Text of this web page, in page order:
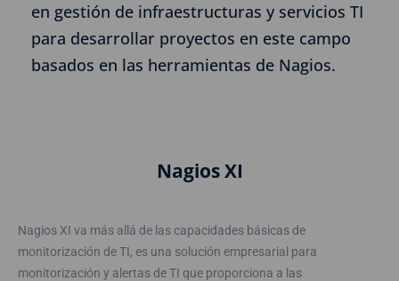
en gestión de infraestructuras y servicios TI
para desarrollar proyectos en este campo
basados en las herramientas de Nagios.
Nagios XI
Nagios XI va más allá de las capacidades básicas de
monitorización de TI, es una solución empresarial para
monitorización y alertas de TI que proporciona a las